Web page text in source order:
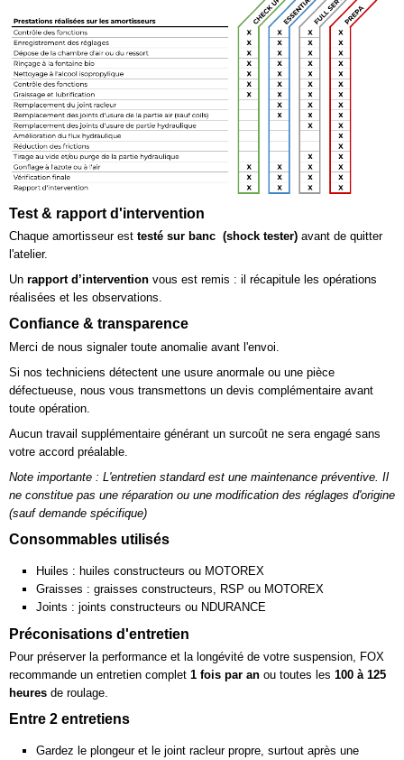
Test & rapport d'intervention
Chaque amortisseur est testé sur banc (shock tester) avant de quitter
l'atelier.
Un rapport d’intervention vous est remis : il récapitule les opérations
réalisées et les observations.
Confiance & transparence
Merci de nous signaler toute anomalie avant l'envoi.
Si nos techniciens détectent une usure anormale ou une pièce
défectueuse, nous vous transmettons un devis complémentaire avant
toute opération.
Aucun travail supplémentaire générant un surcoût ne sera engagé sans
votre accord préalable.
Note importante : L'entretien standard est une maintenance préventive. Il
ne constitue pas une réparation ou une modification des réglages d'origine
(sauf demande spécifique)
Consommables utilisés
Huiles : huiles constructeurs ou MOTOREX
Graisses : graisses constructeurs, RSP ou MOTOREX
Joints : joints constructeurs ou NDURANCE
Préconisations d'entretien
Pour préserver la performance et la longévité de votre suspension, FOX
recommande un entretien complet 1 fois par an ou toutes les 100 à 125
heures de roulage.
Entre 2 entretiens
Gardez le plongeur et le joint racleur propre, surtout après une